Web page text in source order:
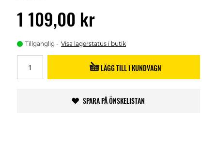
1 109,00 kr
Tillgänglig Visa lagerstatus i butik
LÄGG TILL I KUNDVAGN
SPARA PÅ ÖNSKELISTAN